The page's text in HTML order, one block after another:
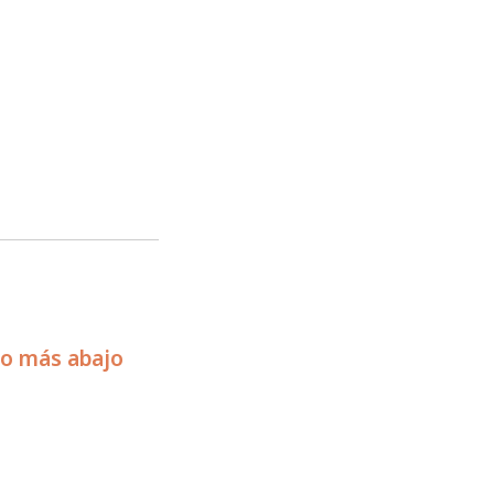
más abajo